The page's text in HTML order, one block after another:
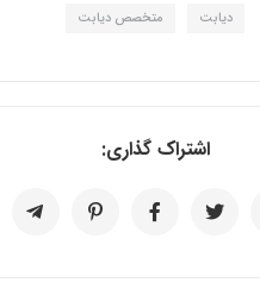
دیابت متخصص دیابت
اشتراک گذاری: